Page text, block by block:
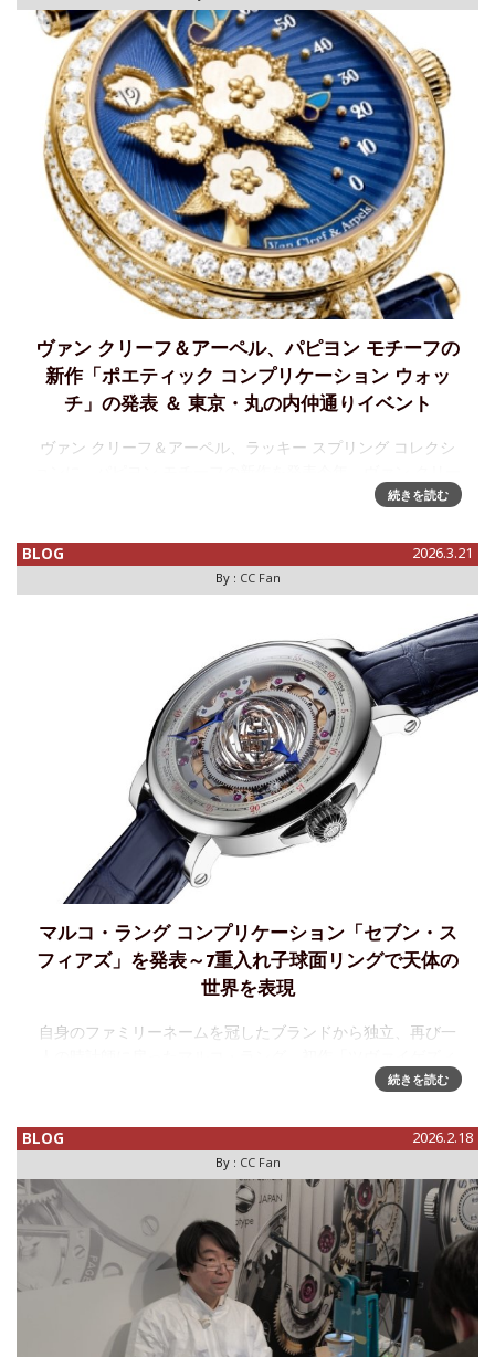
ヴァン クリーフ＆アーペル、パピヨン モチーフの
新作「ポエティック コンプリケーション ウォッ
チ」の発表 ＆ 東京・丸の内仲通りイベント
ヴァン クリーフ＆アーペル、ラッキー スプリング コレクシ
フ＆アーペルは、イエローゴールドとオーナメンタルストー
ーを発表したが
続きを読む
BLOG 2026.3.21
By : CC Fan
マルコ・ラング コンプリケーション「セブン・ス
フィアズ」を発表～7重入れ子球面リングで天体の
世界を表現
自身のファミリーネームを冠したブランドから独立、再び一
ヒト」はセンターセコンドの「普通の時計」面とムーブメン
っています。ムーブの構造
続きを読む
BLOG 2026.2.18
By : CC Fan